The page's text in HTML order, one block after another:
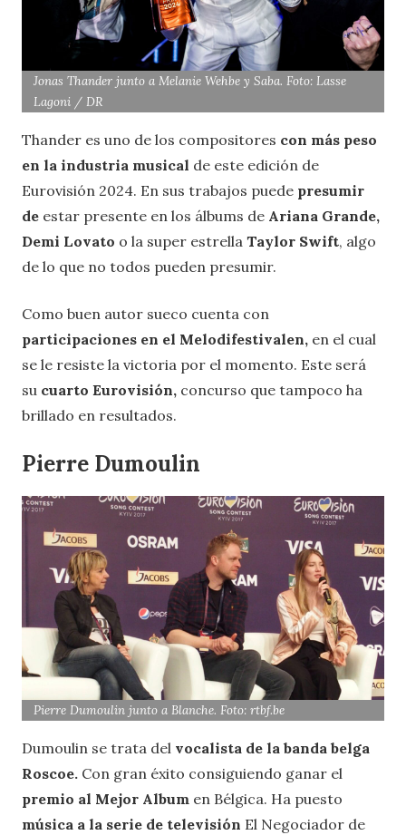
Jonas Thander junto a Melanie Wehbe y Saba. Foto: Lasse
Lagoni / DR
Thander es uno de los compositores con más peso
en la industria musical de este edición de
Eurovisión 2024. En sus trabajos puede presumir
de estar presente en los álbums de Ariana Grande,
Demi Lovato o la super estrella Taylor Swift, algo
de lo que no todos pueden presumir.
Como buen autor sueco cuenta con
participaciones en el Melodifestivalen, en el cual
se le resiste la victoria por el momento. Este será
su cuarto Eurovisión, concurso que tampoco ha
brillado en resultados.
Pierre Dumoulin
Pierre Dumoulin junto a Blanche. Foto: rtbf.be
Dumoulin se trata del vocalista de la banda belga
Roscoe. Con gran éxito consiguiendo ganar el
premio al Mejor Album en Bélgica. Ha puesto
música a la serie de televisión El Negociador de